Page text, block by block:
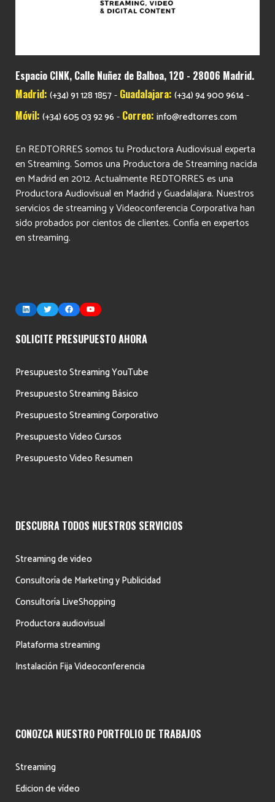
Espacio CINK, Calle Nuñez de Balboa, 120 - 28006 Madrid.
Madrid: (+34) 91 128 1857- Guadalajara: (+34) 94 900 9614-
Móvil: (+34) 605 03 92 96 - Correo: info@redtorres.com
En REDTORRES somos tu Productora Audiovisual experta
en Streaming. Somos una Productora de Streaming nacida
en Madrid en 2012. Actualmente REDTORRES es una
Productora Audiovisual en Madrid y Guadalajara. Nuestros
servicios de streaming y Videoconferencia Corporativa han
sido probados por cientos de clientes. Confía en expertos
en streaming.
LinkedInTwitterFacebook
YouTube
SOLICITE PRESUPUESTO AHORA
Presupuesto Streaming YouTube
Presupuesto Streaming Básico
Presupuesto Streaming Corporativo
Presupuesto Video Cursos
Presupuesto Video Resumen
DESCUBRA TODOS NUESTROS SERVICIOS
Streaming de video
Consultoría de Marketing y Publicidad
Consultoría LiveShopping
Productora audiovisual
Plataforma streaming
Instalación Fija Videoconferencia
CONOZCA NUESTRO PORTFOLIO DE TRABAJOS
Streaming
Edicion de vídeo